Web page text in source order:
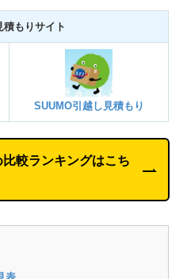
積もりサイト
SUUMO引越し見積もり
較ランキングはこち